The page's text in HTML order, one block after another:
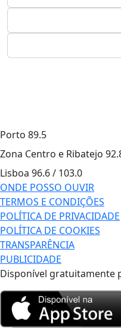
Porto 89.5
Zona Centro e Ribatejo
Lisboa 96.6 / 103.0
ONDE POSSO OUVIR
TERMOS E CONDIÇÕES
POLÍTICA DE PRIVACIDADE
POLÍTICA DE COOKIES
TRANSPARÊNCIA
PUBLICIDADE
Disponível gratuitamente